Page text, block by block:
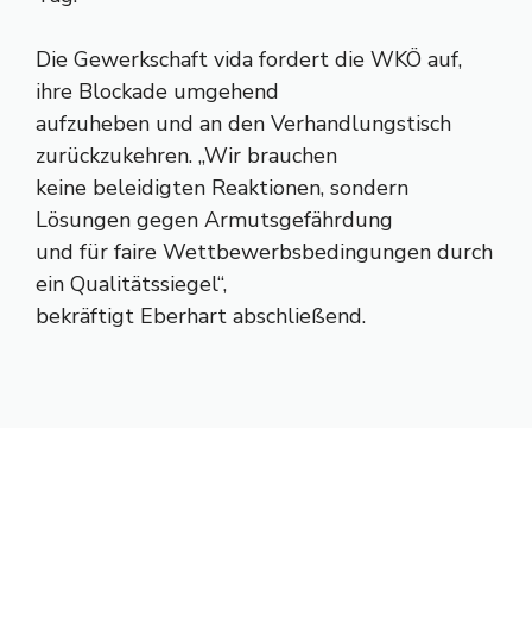
Die Gewerkschaft vida fordert die WKÖ auf,
ihre Blockade umgehend
aufzuheben und an den Verhandlungstisch
zurückzukehren. „Wir brauchen
keine beleidigten Reaktionen, sondern
Lösungen gegen Armutsgefährdung
und für faire Wettbewerbsbedingungen durch
ein Qualitätssiegel“,
bekräftigt Eberhart abschließend.